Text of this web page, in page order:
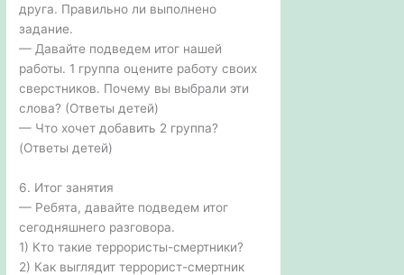
друга. Правильно ли выполнено
задание.
— Давайте подведем итог нашей
работы. 1 группа оцените работу своих
сверстников. Почему вы выбрали эти
слова? (Ответы детей)
— Что хочет добавить 2 группа?
(Ответы детей)
6. Итог занятия
— Ребята, давайте подведем итог
сегодняшнего разговора.
1) Кто такие террористы-смертники?
2) Как выглядит террорист-смертник